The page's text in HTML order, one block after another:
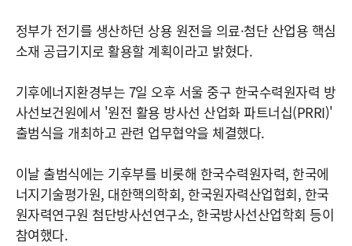
정부가 전기를 생산하던 상용 원전을 의료·첨단 산업용 핵심
소재 공급기지로 활용할 계획이라고 밝혔다.
기후에너지환경부는 7일 오후 서울 중구 한국수력원자력 방
사선보건원에서 '원전 활용 방사선 산업화 파트너십(PRRI)'
출범식을 개최하고 관련 업무협약을 체결했다.
이날 출범식에는 기후부를 비롯해 한국수력원자력, 한국에
너지기술평가원, 대한핵의학회, 한국원자력산업협회, 한국
원자력연구원 첨단방사선연구소, 한국방사선산업학회 등이
참여했다.